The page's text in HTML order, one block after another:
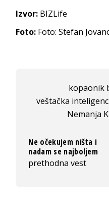
Izvor: BIZLife
Foto: Foto: Stefan
kopaonik
veštačka
Nemanja
Ne očekujem ništa i
nadam se najboljem
prethodna vest